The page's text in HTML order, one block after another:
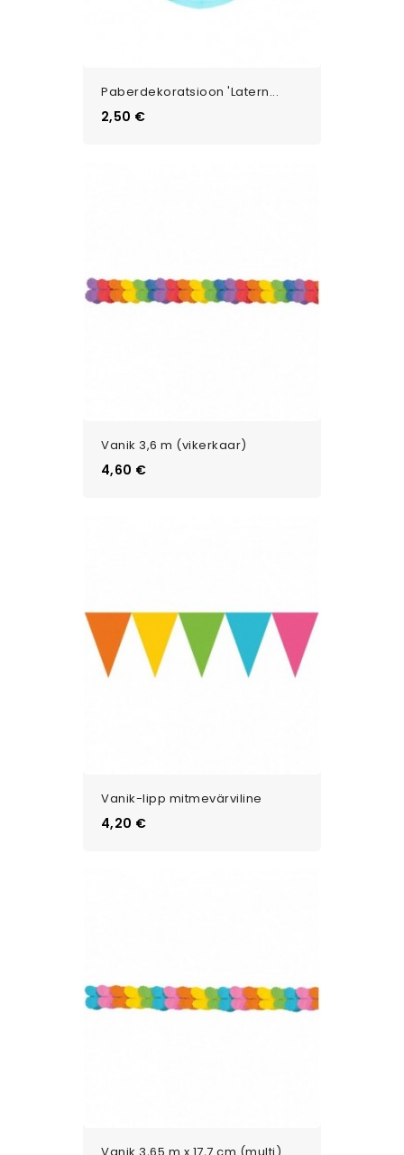
Paberdekoratsioon 'Latern...
Цена
2,50 €
Vanik 3,6 m (vikerkaar)
Цена
4,60 €
Vanik-lipp mitmevärviline
Цена
4,20 €